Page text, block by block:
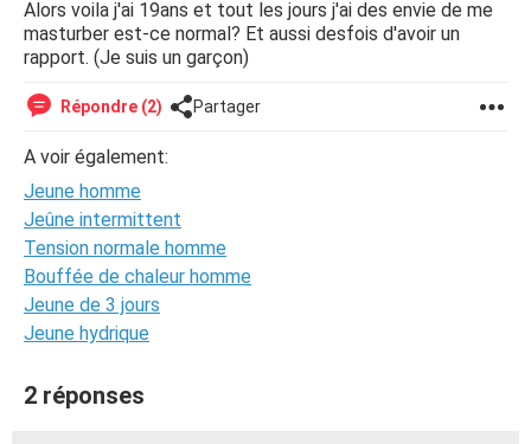
Alors voila j'ai 19ans et tout les jours j'ai des envie de me
masturber est-ce normal? Et aussi desfois d'avoir un
rapport. (Je suis un garçon)
Répondre (2) Partager
A voir également:
Jeune homme
Jeûne intermittent
Tension normale homme
Bouffée de chaleur homme
Jeune de 3 jours
Jeune hydrique
2 réponses